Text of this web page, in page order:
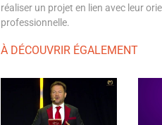
réaliser un projet en lien avec leur
professionnelle.
À DÉCOUVRIR ÉGALEMENT